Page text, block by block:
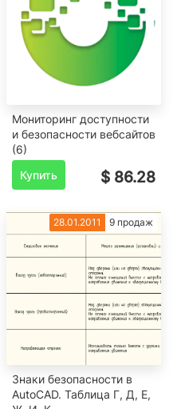
Мониторинг доступности
и безопасности вебсайтов
(6)
Купить
$ 86.28
28.01.2011 9 продаж
Знаки безопасности в
AutoCAD. Таблица Г, Д, Е,